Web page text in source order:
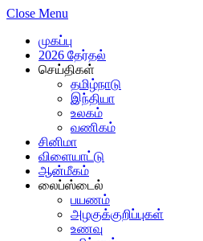
Close Menu
முகப்பு
2026 தேர்தல்
செய்திகள்
தமிழ்நாடு
இந்தியா
உலகம்
வணிகம்
சினிமா
விளையாட்டு
ஆன்மீகம்
லைப்ஸ்டைல்
பயணம்
அழகுக்குறிப்புகள்
உணவு